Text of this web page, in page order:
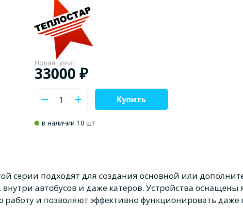
Новая цена:
33000 ₽
Купить
в наличии 10 шт
серии подходят для создания основной или
внутри автобусов и даже катеров. Устройства
работу и позволяют эффективно функционировать даже